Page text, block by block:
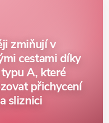
zmiňují v
cestami díky
A, které
přichycení
sliznici